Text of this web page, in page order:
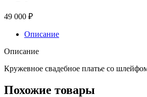
49 000 ₽
Описание
Описание
Кружевное свадебное платье со
Похожие товары